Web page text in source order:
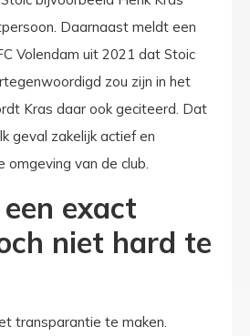
Daarnaast meldt een
Volendam uit 2021 dat Stoic
zou zijn in het
Kras daar ook geciteerd. Dat
geval zakelijk actief en
omgeving van de club.
exact
niet hard te
transparantie te maken.